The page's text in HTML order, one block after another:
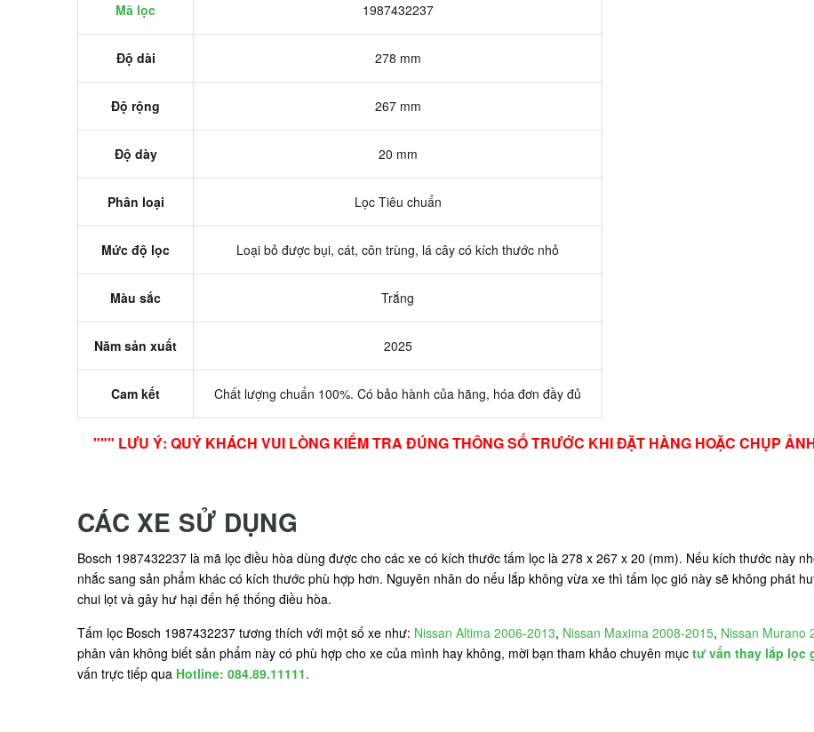
Mã lọc 1987432237
Độ dài 278 mm
Độ rộng 267 mm
Độ dày 20 mm
Phân loại Lọc Tiêu chuẩn
Mức độ lọc Loại bỏ được bụi, cát, côn trùng, lá cây có kích thước nhỏ
Màu sắc Trắng
Năm sản xuất 2025
Cam kết Chất lượng chuẩn 100%. Có bảo hành của hãng, hóa đơn đầy đủ
""" LƯU Ý: QUÝ KHÁCH VUI LÒNG KIỂM TRA ĐÚNG THÔNG SỐ TRƯỚC KHI ĐẶT HÀNG HOẶC CHỤP
CÁC XE SỬ DỤNG
Bosch 1987432237 là mã lọc điều hòa dùng được cho các xe có kích thước tấm lọc là 278 x 267 x 20 (mm). Nếu kích thước này
nhắc sang sản phẩm khác có kích thước phù hợp hơn. Nguyên nhân do nếu lắp không vừa xe thì tấm lọc gió này sẽ không phát
chui lọt và gây hư hại đến hệ thống điều hòa.
Tấm lọc Bosch 1987432237 tương thích với một số xe như: Nissan Altima 2006-2013, Nissan Maxima 2008-2015, Nissan Murano
phân vân không biết sản phẩm này có phù hợp cho xe của mình hay không, mời bạn tham khảo chuyên mục tư vấn thay lắp lọc
vấn trực tiếp qua Hotline: 084.89.11111.